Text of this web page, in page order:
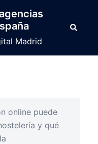
Madrid
Buscar
online puede
y qué